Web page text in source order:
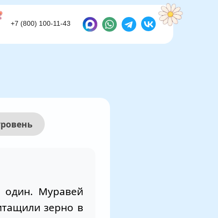
+7 (800) 100-11-43
+7 (800) 100-11-43
Муравей
зерно в